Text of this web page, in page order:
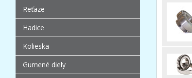
Reťaze
Hadice
Kolieska
Gumené diely